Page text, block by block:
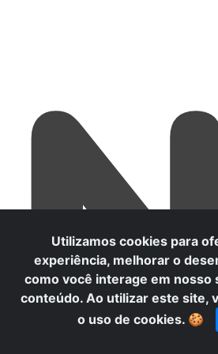
Utilizamos cookies para
experiência, melhorar o
como você interage em nosso
conteúdo. Ao utilizar este site,
o uso de cookies. 🍪